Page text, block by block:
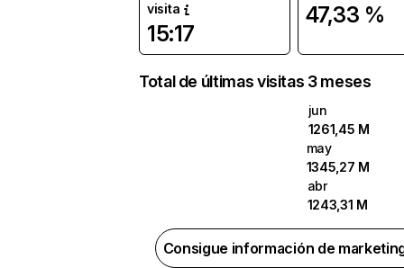
visita
15:17
47,33 %
Total de últimas visitas 3 meses
jun
1261,45 M
may
1345,27 M
abr
1243,31 M
Consigue información de